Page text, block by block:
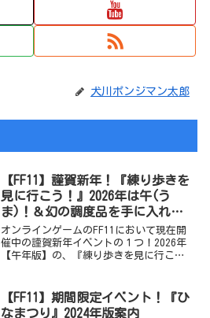
犬川ポンジマン太郎
【FF11】謹賀新年！『練り歩きを
見に行こう！』2026年は午(う
ま)！＆幻の調度品を手に入れよ
う！
オンラインゲームのFF11において現在開
催中の謹賀新年イベントの１つ！2026年
【午年版】の、『練り歩きを見に行こ
【FF11】期間限定イベント！『ひ
なまつり』2024年版案内